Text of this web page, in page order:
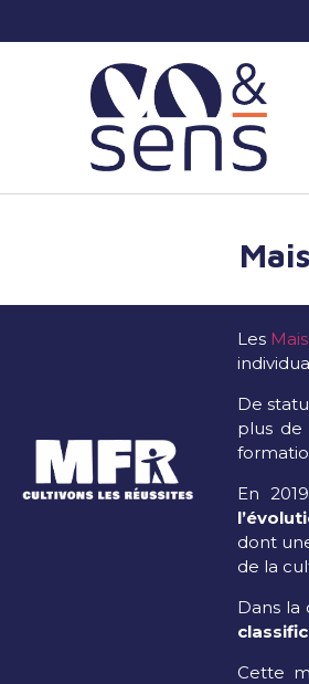
Les
De
plus de
En
dont
de la
Dans la
Cette